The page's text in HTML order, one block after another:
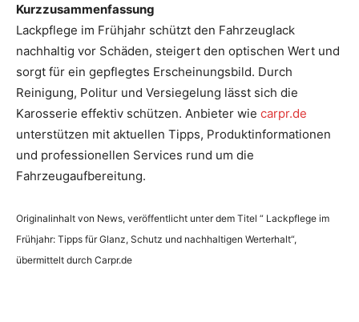
Kurzzusammenfassung
Lackpflege im Frühjahr schützt den Fahrzeuglack
nachhaltig vor Schäden, steigert den optischen Wert und
sorgt für ein gepflegtes Erscheinungsbild. Durch
Reinigung, Politur und Versiegelung lässt sich die
Karosserie effektiv schützen. Anbieter wie carpr.de
unterstützen mit aktuellen Tipps, Produktinformationen
und professionellen Services rund um die
Fahrzeugaufbereitung.
Originalinhalt von News, veröffentlicht unter dem Titel “ Lackpflege im
Frühjahr: Tipps für Glanz, Schutz und nachhaltigen Werterhalt“,
übermittelt durch Carpr.de